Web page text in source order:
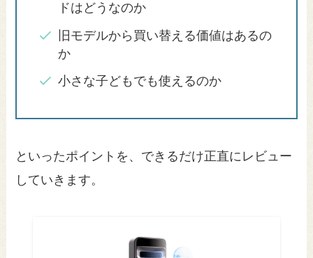
ドはどうなのか
旧モデルから買い替える価値はあるの
か
小さな子どもでも使えるのか
といったポイントを、できるだけ正直にレビュー
していきます。